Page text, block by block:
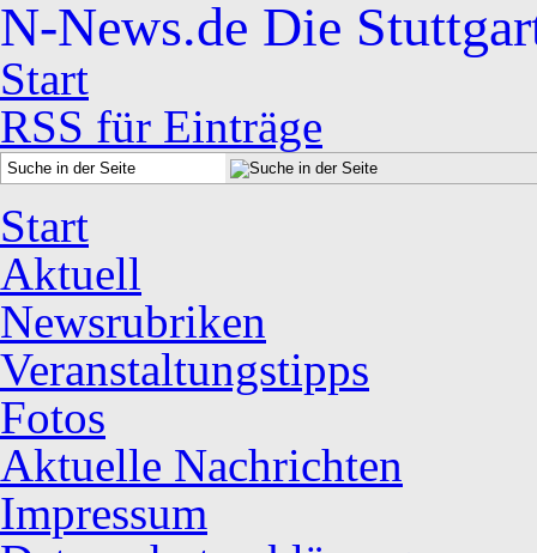
N-News.de Die
Start
RSS für Einträge
Start
Aktuell
Newsrubriken
Veranstaltungstipps
Fotos
Aktuelle Nachrichten
Impressum